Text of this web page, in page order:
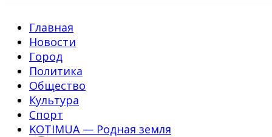
Главная
Новости
Город
Политика
Общество
Культура
Спорт
KOTIMUA — Родная земля